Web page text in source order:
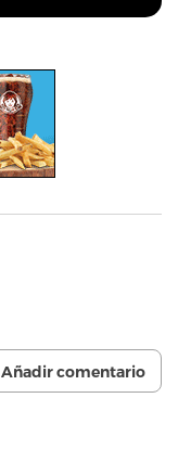
Añadir comentario